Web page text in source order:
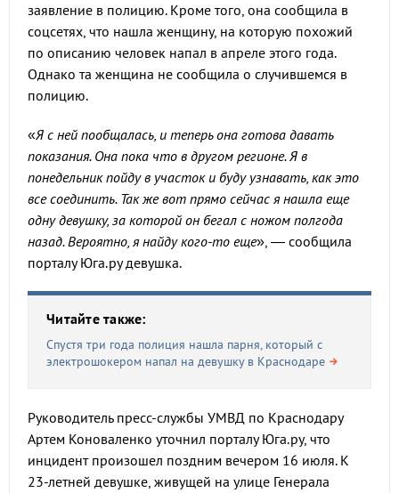
заявление в полицию. Кроме того, она сообщила в
соцсетях, что нашла женщину, на которую похожий
по описанию человек напал в апреле этого года.
Однако та женщина не сообщила о случившемся в
полицию.
«Я с ней пообщалась, и теперь она готова давать
показания. Она пока что в другом регионе. Я в
понедельник пойду в участок и буду узнавать, как это
все соединить. Так же вот прямо сейчас я нашла еще
одну девушку, за которой он бегал с ножом полгода
назад. Вероятно, я найду кого-то еще», — сообщила
порталу Юга.ру девушка.
Читайте также:
Спустя три года полиция нашла парня, который с
электрошокером напал на девушку в Краснодаре
Руководитель пресс-службы УМВД по Краснодару
Артем Коноваленко уточнил порталу Юга.ру, что
инцидент произошел поздним вечером 16 июля. К
23-летней девушке, живущей на улице Генерала